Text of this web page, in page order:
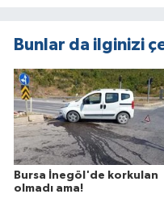
Bunlar da ilginizi
Bursa İnegöl'de korkulan
olmadı ama!